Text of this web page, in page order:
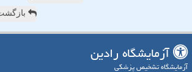
آزمایشگاه رادین
آزمایشگاه تشخیص پزشکی